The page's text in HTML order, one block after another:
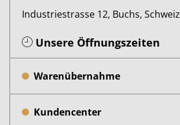
Industriestrasse 12, Buchs, Schweiz
Unsere Öffnungszeiten
Warenübernahme
Kundencenter